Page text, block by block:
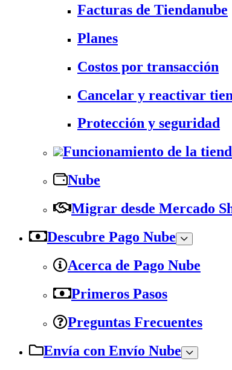
Facturas de Tiendanube
Planes
Costos por transacción
Cancelar y reactivar
Protección y seguridad
Funcionamiento de la
Nube
Migrar desde Mercado
Descubre Pago Nube
Acerca de Pago Nube
Primeros Pasos
Preguntas Frecuentes
Envía con Envío Nube